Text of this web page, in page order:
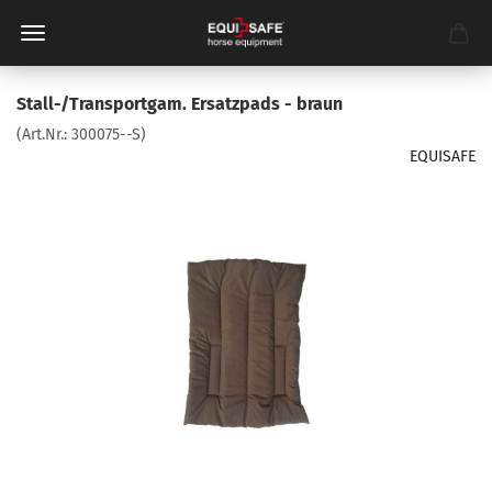
Stall-/Transportgam. Ersatzpads - braun
(Art.Nr.: 300075--S)
EQUISAFE